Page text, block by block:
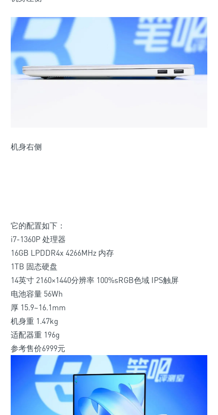
机身右侧
它的配置如下：
i7-1360P 处理器
16GB LPDDR4x 4266MHz 内存
1TB 固态硬盘
14英寸 2160×1440分辨率 100%sRGB色域 IPS触屏
电池容量 56Wh
厚 15.9~16.1mm
机身重 1.47kg
适配器重 196g
参考售价6999元